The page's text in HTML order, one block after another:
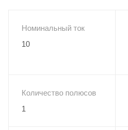
Номинальный ток
10
Количество полюсов
1